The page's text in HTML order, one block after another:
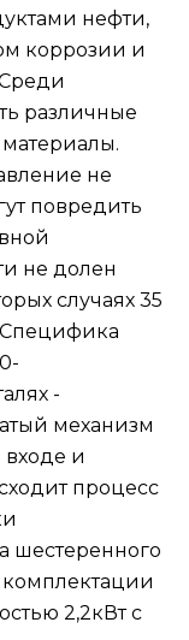
нефти,
коррозии и
различные
не
повредить
не долен
случаях 35
Специфика
-
механизм
входе и
процесс
шестеренного
2,2кВт с